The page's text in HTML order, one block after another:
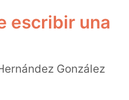
escribir una
González